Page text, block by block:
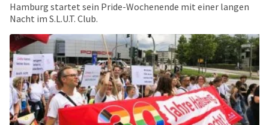
Hamburg startet sein Pride-Wochenende mit einer langen
Nacht im S.L.U.T. Club.